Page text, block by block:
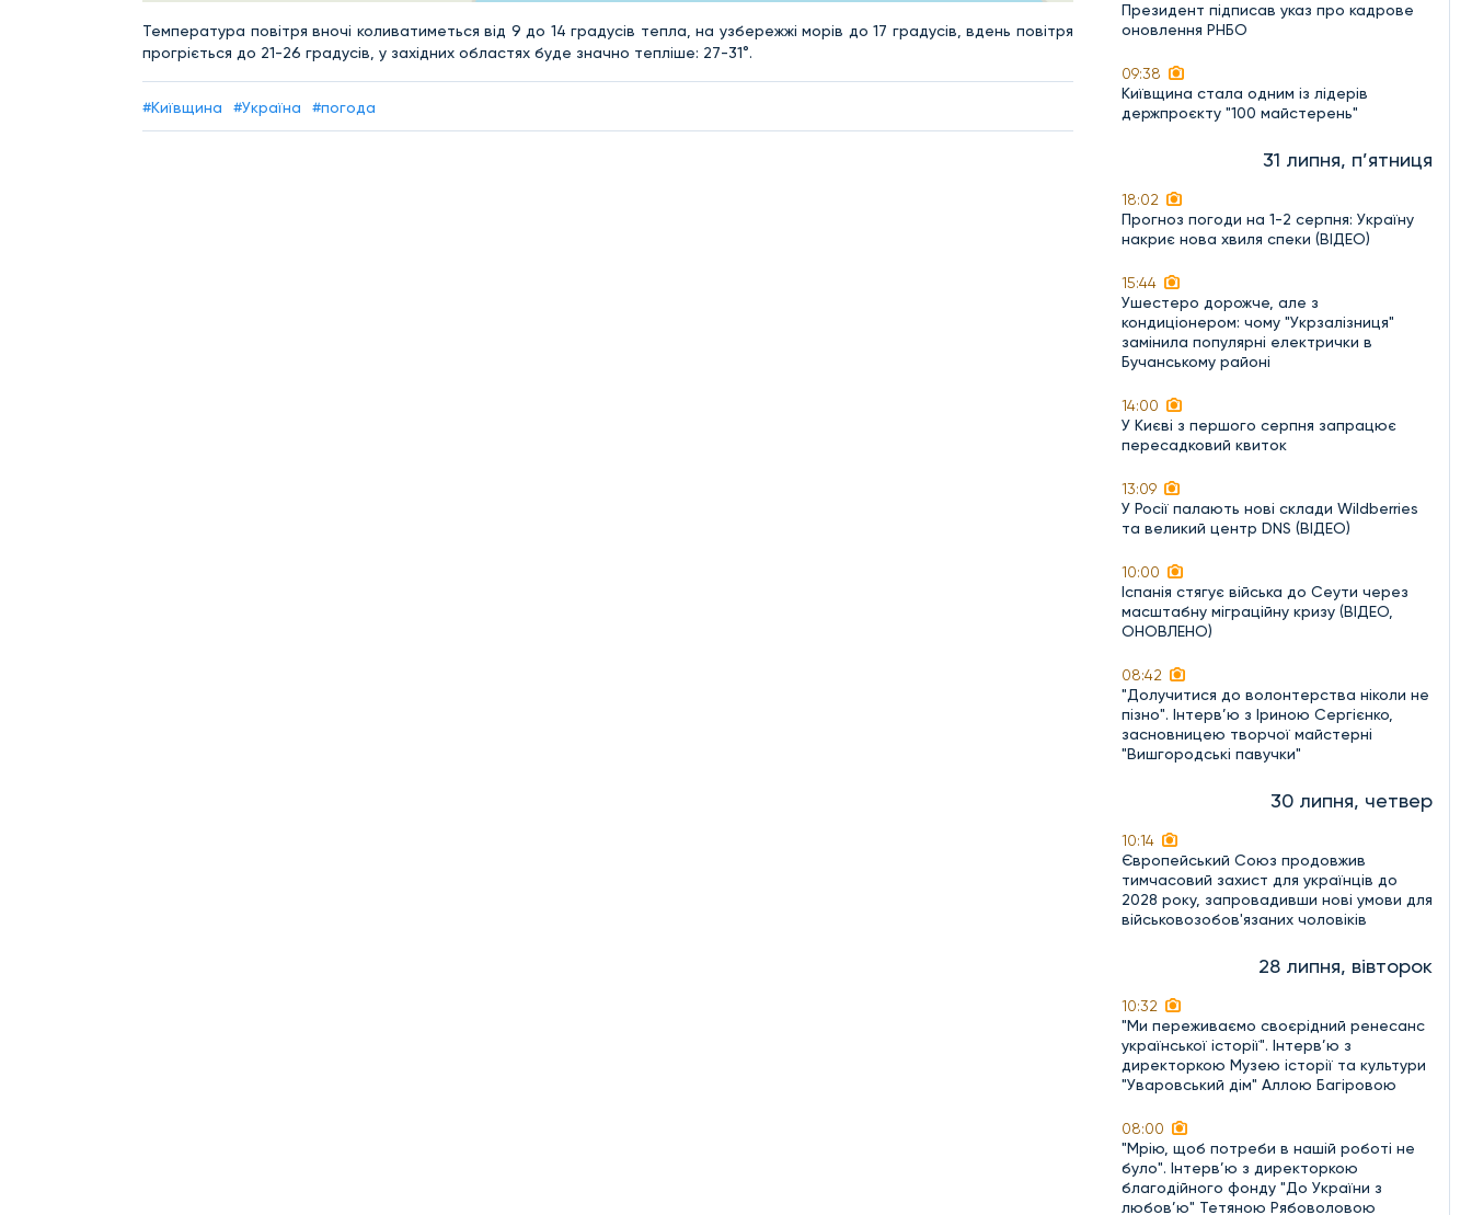
Температура повітря вночі коливатиметься від 9 до 14 градусів тепла, на узбережжі морів до 17 градусів, вдень повітря
прогріється до 21-26 градусів, у західних областях буде значно тепліше: 27-31°.
#Київщина #Україна #погода
Президент підписав указ про кадрове
оновлення РНБО
09:38
Київщина стала одним із лідерів
держпроєкту "100 майстерень"
31 липня, п’ятниця
18:02
Прогноз погоди на 1-2 серпня: Україну
накриє нова хвиля спеки (ВІДЕО)
15:44
Ушестеро дорожче, але з
кондиціонером: чому "Укрзалізниця"
замінила популярні електрички в
Бучанському районі
14:00
У Києві з першого серпня запрацює
пересадковий квиток
13:09
У Росії палають нові склади Wildberries
та великий центр DNS (ВІДЕО)
10:00
Іспанія стягує війська до Сеути через
масштабну міграційну кризу (ВІДЕО,
ОНОВЛЕНО)
08:42
"Долучитися до волонтерства ніколи не
пізно". Інтерв’ю з Іриною Сергієнко,
засновницею творчої майстерні
"Вишгородські павучки"
30 липня, четвер
10:14
Європейський Союз продовжив
тимчасовий захист для українців до
2028 року, запровадивши нові умови для
військовозобов'язаних чоловіків
28 липня, вівторок
10:32
"Ми переживаємо своєрідний ренесанс
української історії". Інтерв’ю з
директоркою Музею історії та культури
"Уваровський дім" Аллою Багіровою
08:00
"Мрію, щоб потреби в нашій роботі не
було". Інтерв’ю з директоркою
благодійного фонду "До України з
любов’ю" Тетяною Рябоволовою